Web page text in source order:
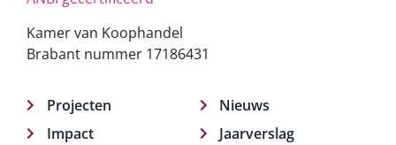
Kamer van Koophandel
Brabant nummer 17186431
Projecten
Impact
Nieuws
Jaarverslag